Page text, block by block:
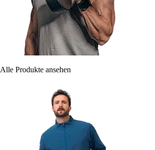
Alle Produkte ansehen